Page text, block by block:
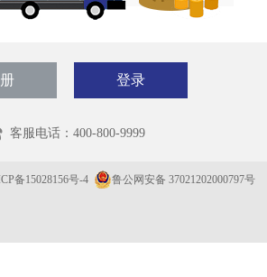
登录
客服电话： 400-800-9999
备15028156号-4 鲁公网安备 37021202000797号